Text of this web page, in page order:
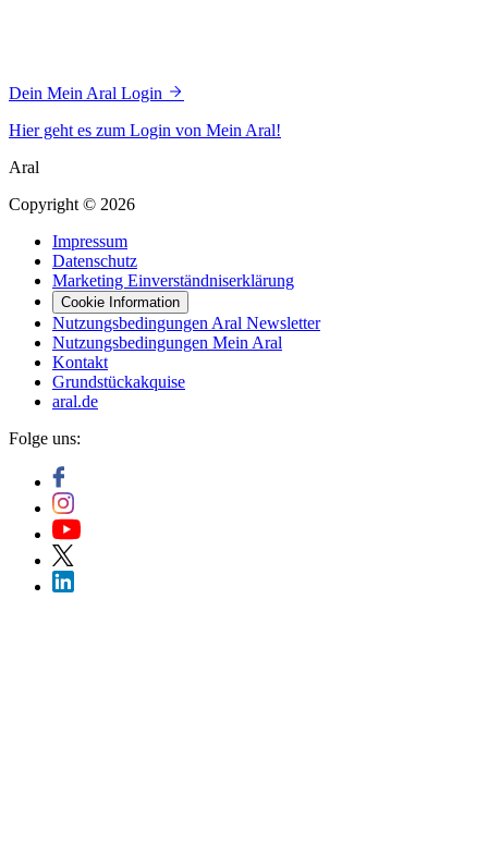
Dein Mein Aral Login
Hier geht es zum Login von Mein Aral!
Aral
Copyright © 2026
Impressum
Datenschutz
Marketing Einverständniserklärung
Cookie Information
Nutzungsbedingungen Aral Newsletter
Nutzungsbedingungen Mein Aral
Kontakt
Grundstückakquise
aral.de
Folge uns: